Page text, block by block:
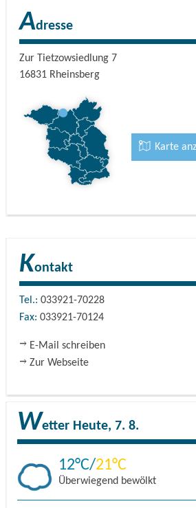
Adresse
Zur Tietzowsiedlung 7
16831 Rheinsberg
Karte
Kontakt
Tel.: 033921-70228
Fax: 033921-70124
E-Mail schreiben
Zur Webseite
Wetter Heute, 7. 8.
12 21
Überwiegend bewölkt